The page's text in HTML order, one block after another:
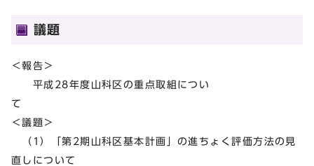
議題
＜報告＞
平成28年度山科区の重点取組につい
て
＜議題＞
（1）「第2期山科区基本計画」の進ちょく評価方法の見
直しについて